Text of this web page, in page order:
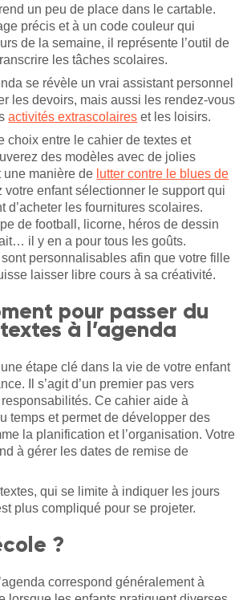
un peu de place dans le cartable.
précis et à un code couleur qui
de la semaine, il représente l’outil de
les tâches scolaires.
se révèle un vrai assistant personnel
les devoirs, mais aussi les rendez-vous
activités extrascolaires et les loisirs.
choix entre le cahier de textes et
des modèles avec de jolies
une manière de lutter contre le blues de
votre enfant sélectionner le support qui
d’acheter les fournitures scolaires.
de football, licorne, héros de dessin
il y en a pour tous les goûts.
personnalisables afin que votre fille
laisser libre cours à sa créativité.
pour passer du
à l’agenda
une étape clé dans la vie de votre enfant
Il s’agit d’un premier pas vers
responsabilités. Ce cahier aide à
temps et permet de développer des
la planification et l’organisation. Votre
à gérer les dates de remise de
qui se limite à indiquer les jours
plus compliqué pour se projeter.
?
correspond généralement à